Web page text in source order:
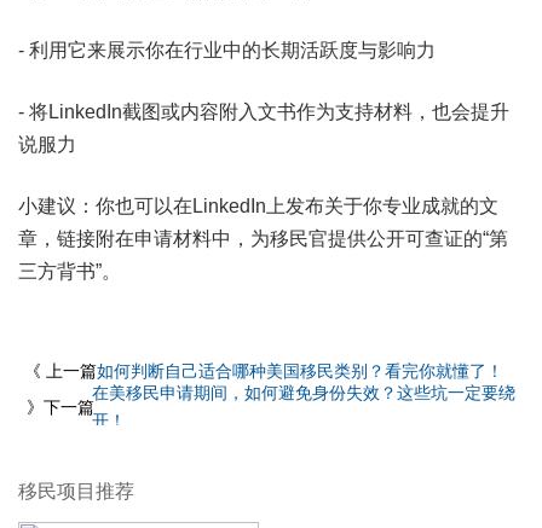
- 利用它来展示你在行业中的长期活跃度与影响力
- 将LinkedIn截图或内容附入文书作为支持材料，也会提升
说服力
小建议：你也可以在LinkedIn上发布关于你专业成就的文
章，链接附在申请材料中，为移民官提供公开可查证的“第
三方背书”。
《 上一篇如何判断自己适合哪种美国移民类别？看完你就懂了！
》下一篇
在美移民申请期间，如何避免身份失效？这些坑一定要绕
开！
移民项目推荐